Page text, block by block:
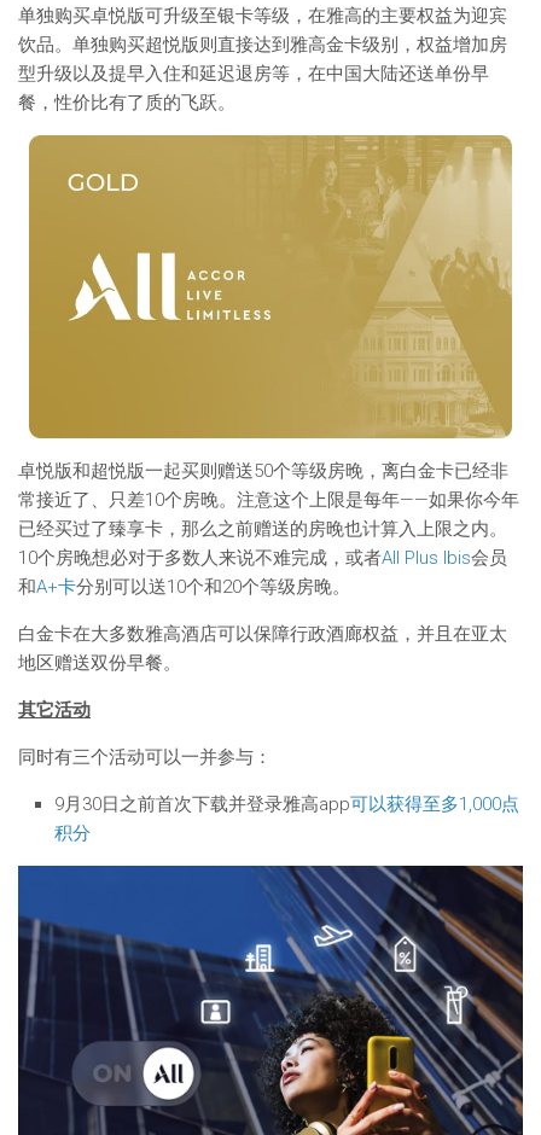
单独购买卓悦版可升级至银卡等级，在雅高的主要权益为迎宾
饮品。单独购买超悦版则直接达到雅高金卡级别，权益增加房
型升级以及提早入住和延迟退房等，在中国大陆还送单份早
餐，性价比有了质的飞跃。
卓悦版和超悦版一起买则赠送50个等级房晚，离白金卡已经非
常接近了、只差10个房晚。注意这个上限是每年——如果你今年
已经买过了臻享卡，那么之前赠送的房晚也计算入上限之内。
10个房晚想必对于多数人来说不难完成，或者All Plus Ibis会员
和A+卡分别可以送10个和20个等级房晚。
白金卡在大多数雅高酒店可以保障行政酒廊权益，并且在亚太
地区赠送双份早餐。
其它活动
同时有三个活动可以一并参与：
9月30日之前首次下载并登录雅高app可以获得至多1,000点
积分